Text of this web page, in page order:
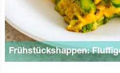
Frühstückshappen: